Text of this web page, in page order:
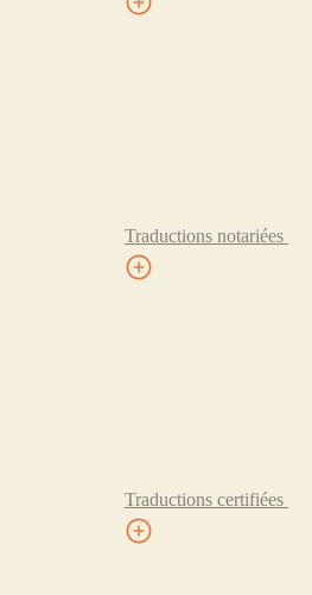
Traductions notariées
Traductions certifiées